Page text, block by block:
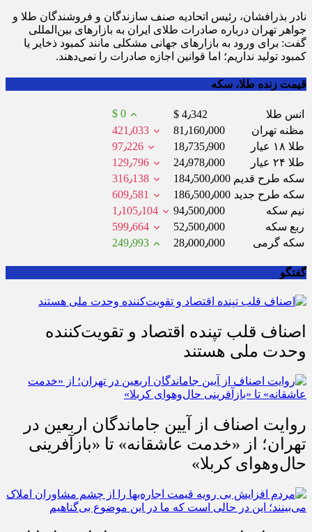
نادر بذرافشان، رئیس اتحادیه صنف سازندگان و فروشندگان طلا و
جواهر تهران درباره صادرات طلای ایران به بازارهای بین‌المللی
گفت: برای ورود به بازارهای جهانی مشکلی مانند کمبود ذخایر یا
کمبود تولید نداریم؛ اما قوانین اجازه صادرات را نمی‌دهند.
قیمت زنده طلا، سکه
انس طلا $ 4٫342
$ 0
مظنه تهران
81٫160٫000
421٫033
طلا ۱۸ عیار
18٫735٫900
97٫226
طلا ۲۴ عیار
24٫978٫000
129٫796
سکه طرح قدیم 184٫500٫000
316٫138
سکه طرح جدید 186٫500٫000
609٫581
نیم سکه
94٫500٫000
1٫105٫104
ربع سکه
52٫500٫000
599٫664
سکه گرمی
28٫000٫000 249٫993
گفتگو
اصناف قلب تپنده اقتصاد و تقویت‌کننده
وحدت ملی هستند
روایت اصناف از آیین جاماندگان اربعین در
تهران؛ از «خدمت عاشقانه» تا «بازآفرینی
حال‌وهوای کربلا»